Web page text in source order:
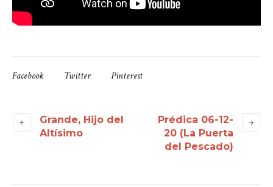
Facebook Twitter Pinterest
Grande, Hijo del
Altísimo
Prédica 06-12-
20 (La Puerta
del Pescado)